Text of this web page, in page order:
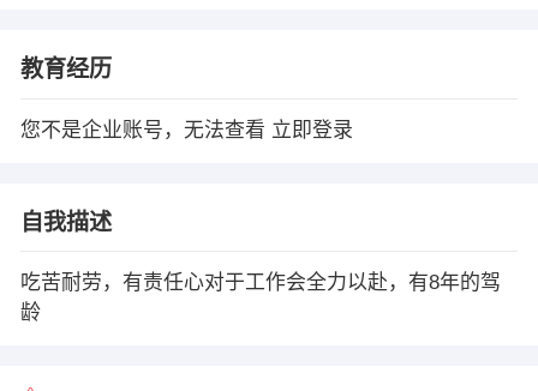
教育经历
您不是企业账号，无法查看 立即登录
自我描述
吃苦耐劳，有责任心对于工作会全力以赴，有8年的驾
龄